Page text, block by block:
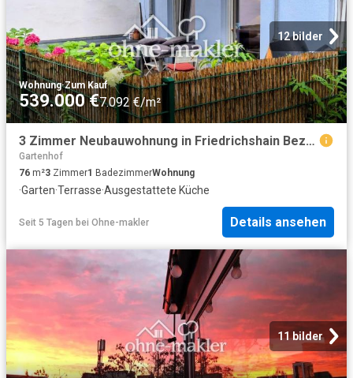
12 bilder
Wohnung·Zum Kauf
539.000 €7.092 €/m²
3 Zimmer Neubauwohnung in Friedrichshain Bezugsfrei ab November 2026
Gartenhof
76 m²3 Zimmer1 BadezimmerWohnung
·Garten·Terrasse·Ausgestattete Küche
Seit 5 Tagen bei Ohne-makler Details ansehen
11 bilder